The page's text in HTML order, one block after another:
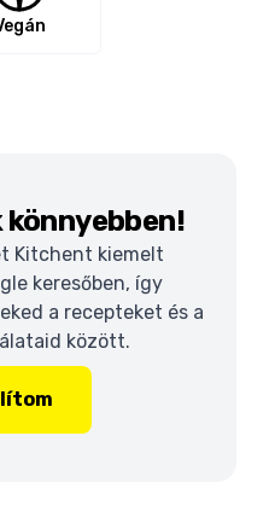
Kitchent kiemelt
keresőben, így
a recepteket és a
között.